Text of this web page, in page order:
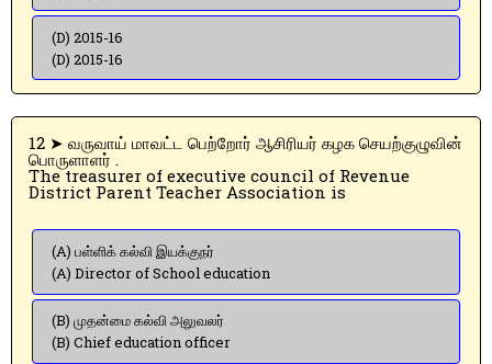
(D) 2015-16
(D) 2015-16
12 ➤ வருவாய் மாவட்ட பெற்றோர் ஆசிரியர் கழக செயற்குழுவின்
பொருளாளர் .
The treasurer of executive council of Revenue
District Parent Teacher Association is
(A) பள்ளிக் கல்வி இயக்குநர்
(A) Director of School education
(B) முதன்மை கல்வி அலுவலர்
(B) Chief education officer